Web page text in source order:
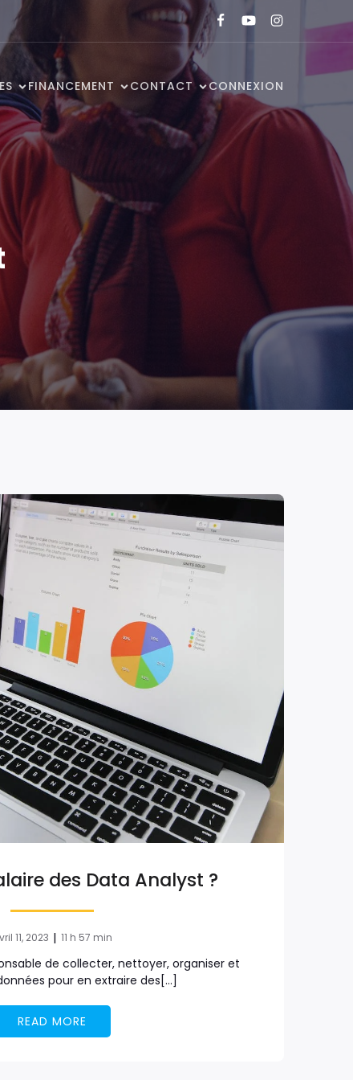
FINANCEMENT CONTACT CONNEXION
des Data Analyst ?
11, 2023 | 11 h 57 min
de collecter, nettoyer, organiser et
pour en extraire des[…]
READ MORE